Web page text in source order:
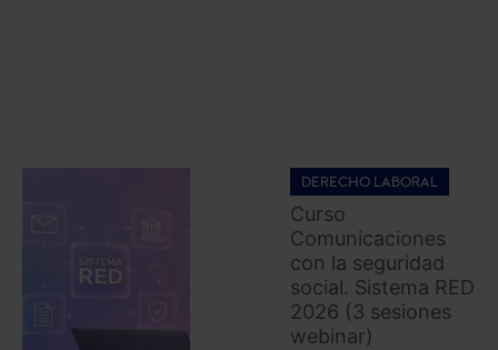
DERECHO LABORAL
Curso
Comunicaciones
con la seguridad
social. Sistema RED
2026 (3 sesiones
webinar)